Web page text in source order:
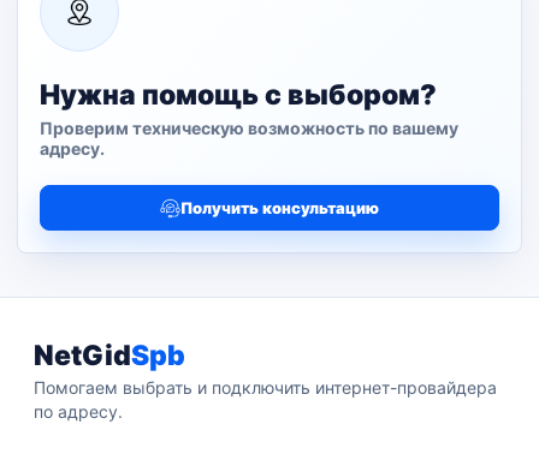
Нужна помощь с выбором?
Проверим техническую возможность по вашему
адресу.
Получить консультацию
NetGidSpb
Помогаем выбрать и подключить интернет-провайдера
по адресу.